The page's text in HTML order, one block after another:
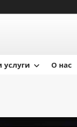
услуги О нас